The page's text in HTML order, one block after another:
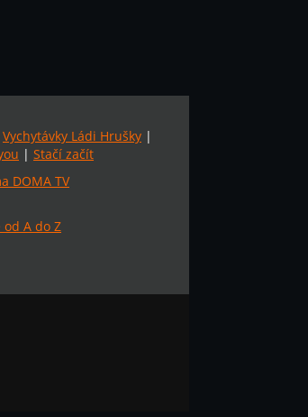
Vychytávky Ládi Hrušky |
| Stačí začít
DOMA TV
A do Z